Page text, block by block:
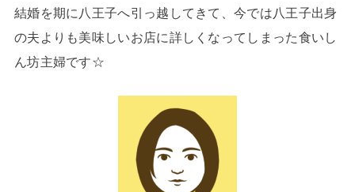
結婚を期に八王子へ引っ越してきて、今では八王子出身
の夫よりも美味しいお店に詳しくなってしまった食いし
ん坊主婦です☆